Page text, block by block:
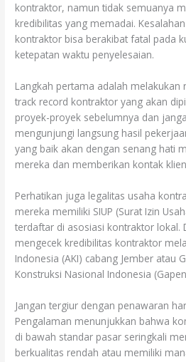
kontraktor, namun tidak semuanya
kredibilitas yang memadai.
kontraktor bisa berakibat fatal pada
ketepatan waktu penyelesaian.
Langkah pertama adalah melakukan
track record kontraktor yang akan
proyek-proyek sebelumnya dan
mengunjungi langsung hasil
yang baik akan dengan senang hati
mereka dan memberikan kontak
Perhatikan juga legalitas usaha
mereka memiliki SIUP (Surat Izin
terdaftar di asosiasi kontraktor lokal.
mengecek kredibilitas kontraktor
Indonesia (AKI) cabang Jember atau
Konstruksi Nasional Indonesia
Jangan tergiur dengan penawaran
Pengalaman menunjukkan bahwa
di bawah standar pasar seringkali
berkualitas rendah atau memiliki